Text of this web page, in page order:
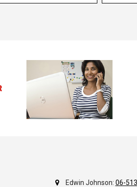
Edwin Johnson: 06-